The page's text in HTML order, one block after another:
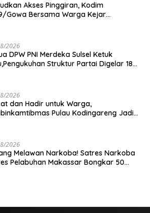
Akses Pinggiran, Kodim
Gowa Bersama Warga Kejar
2026
DPW PNI Merdeka Sulsel Ketuk
Struktur Partai Digelar 18
2026
dan Hadir untuk Warga,
Pulau Kodingareng Jadi
2026
Melawan Narkoba! Satres Narkoba
Pelabuhan Makassar Bongkar 50